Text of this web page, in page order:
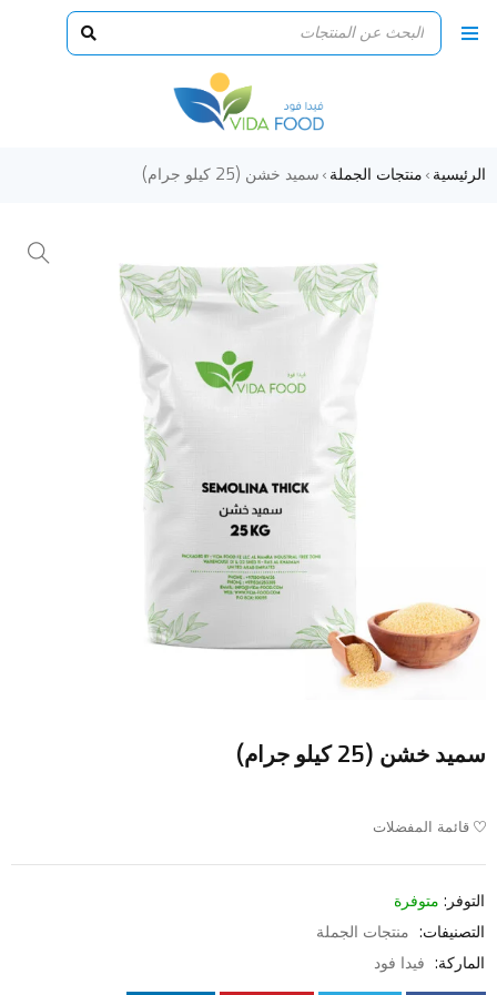
الرئيسية › منتجات الجملة › سميد خشن (25 كيلو جرام)
سميد خشن (25 كيلو جرام)
قائمة المفضلات
التوفر: متوفرة
التصنيفات: منتجات الجملة
الماركة: فيدا فود